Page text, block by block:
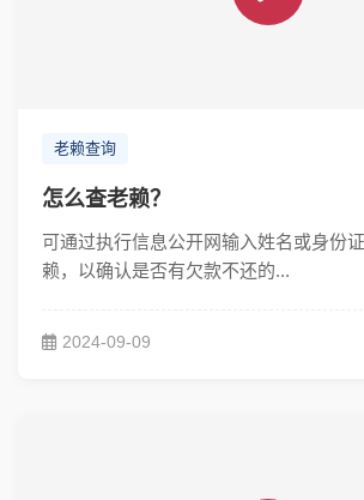
老赖查询
怎么查老赖？
可通过执行信息公开网输入姓名或身份
赖，以确认是否有欠款不还的...
2024-09-09